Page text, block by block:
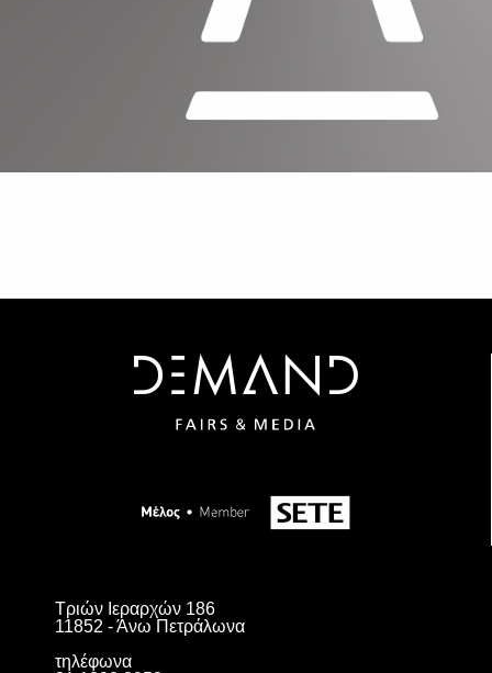
Τριών Ιεραρχών 186
11852 - Άνω Πετράλωνα
τηλέφωνα